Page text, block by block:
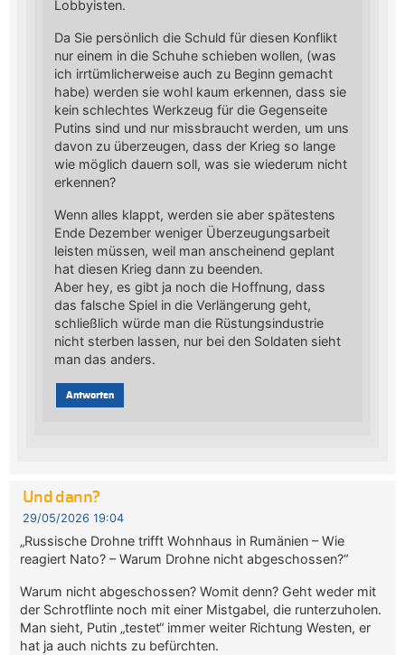
Lobbyisten.
Da Sie persönlich die Schuld für diesen Konflikt
nur einem in die Schuhe schieben wollen, (was
ich irrtümlicherweise auch zu Beginn gemacht
habe) werden sie wohl kaum erkennen, dass sie
kein schlechtes Werkzeug für die Gegenseite
Putins sind und nur missbraucht werden, um uns
davon zu überzeugen, dass der Krieg so lange
wie möglich dauern soll, was sie wiederum nicht
erkennen?
Wenn alles klappt, werden sie aber spätestens
Ende Dezember weniger Überzeugungsarbeit
leisten müssen, weil man anscheinend geplant
hat diesen Krieg dann zu beenden.
Aber hey, es gibt ja noch die Hoffnung, dass
das falsche Spiel in die Verlängerung geht,
schließlich würde man die Rüstungsindustrie
nicht sterben lassen, nur bei den Soldaten sieht
man das anders.
Antworten
Und dann?
29/05/2026 19:04
„Russische Drohne trifft Wohnhaus in Rumänien – Wie
reagiert Nato? – Warum Drohne nicht abgeschossen?“
Warum nicht abgeschossen? Womit denn? Geht weder mit
der Schrotflinte noch mit einer Mistgabel, die runterzuholen.
Man sieht, Putin „testet“ immer weiter Richtung Westen, er
hat ja auch nichts zu befürchten.